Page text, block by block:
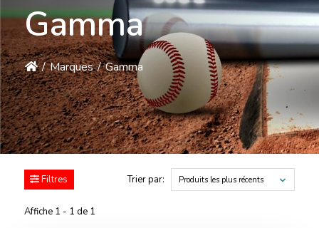
Gamma
/ Marques / Gamma
Filtres
Affiche 1 - 1 de 1
Trier par: Produits les plus récents